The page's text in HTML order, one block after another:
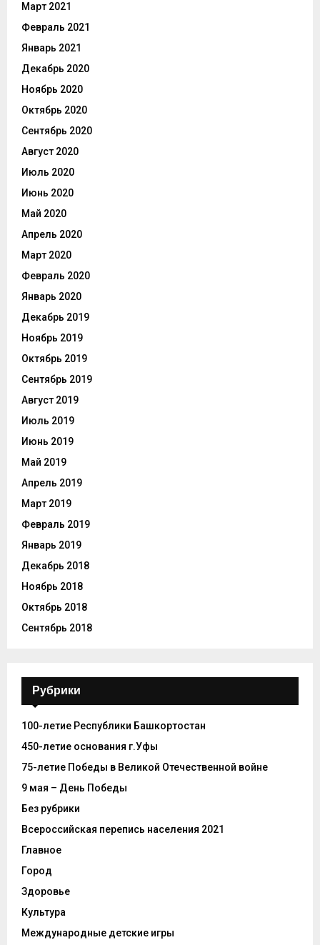
Март 2021
Февраль 2021
Январь 2021
Декабрь 2020
Ноябрь 2020
Октябрь 2020
Сентябрь 2020
Август 2020
Июль 2020
Июнь 2020
Май 2020
Апрель 2020
Март 2020
Февраль 2020
Январь 2020
Декабрь 2019
Ноябрь 2019
Октябрь 2019
Сентябрь 2019
Август 2019
Июль 2019
Июнь 2019
Май 2019
Апрель 2019
Март 2019
Февраль 2019
Январь 2019
Декабрь 2018
Ноябрь 2018
Октябрь 2018
Сентябрь 2018
Рубрики
100-летие Республики Башкортостан
450-летие основания г.Уфы
75-летие Победы в Великой Отечественной войне
9 мая – День Победы
Без рубрики
Всероссийская перепись населения 2021
Главное
Город
Здоровье
Культура
Международные детские игры